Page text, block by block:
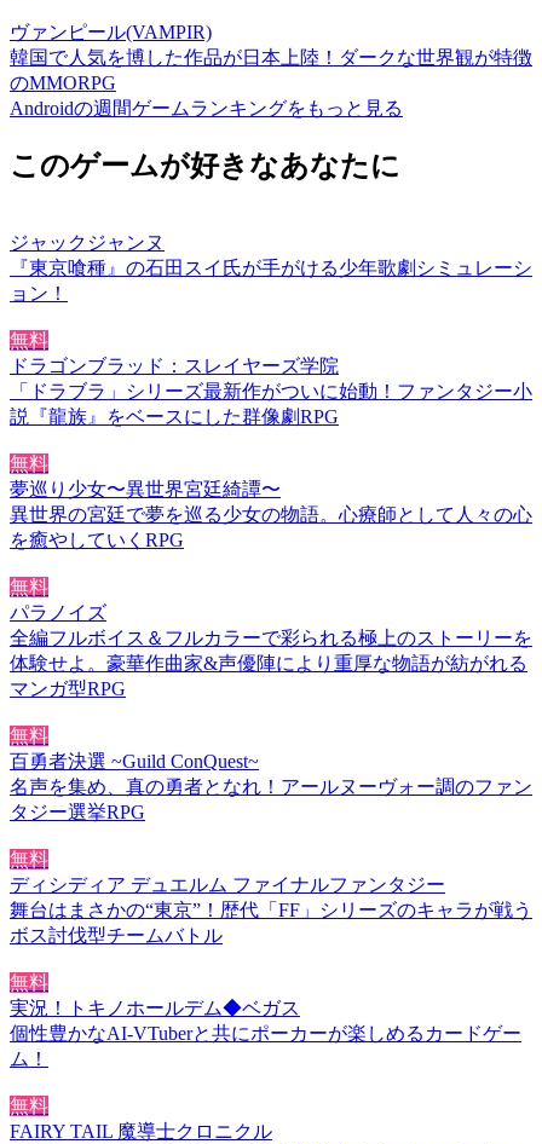
ヴァンピール(VAMPIR)
韓国で人気を博した作品が日本上陸！ダークな世界観が特徴
のMMORPG
Androidの週間ゲームランキングをもっと見る
このゲームが好きなあなたに
ジャックジャンヌ
『東京喰種』の石田スイ氏が手がける少年歌劇シミュレーシ
ョン！
無料
ドラゴンブラッド：スレイヤーズ学院
「ドラブラ」シリーズ最新作がついに始動！ファンタジー小
説『龍族』をベースにした群像劇RPG
無料
夢巡り少女〜異世界宮廷綺譚〜
異世界の宮廷で夢を巡る少女の物語。心療師として人々の心
を癒やしていくRPG
無料
パラノイズ
全編フルボイス＆フルカラーで彩られる極上のストーリーを
体験せよ。豪華作曲家&声優陣により重厚な物語が紡がれる
マンガ型RPG
無料
百勇者決選 ~Guild ConQuest~
名声を集め、真の勇者となれ！アールヌーヴォー調のファン
タジー選挙RPG
無料
ディシディア デュエルム ファイナルファンタジー
舞台はまさかの“東京”！歴代「FF」シリーズのキャラが戦う
ボス討伐型チームバトル
無料
実況！トキノホールデム◆ベガス
個性豊かなAI-VTuberと共にポーカーが楽しめるカードゲー
ム！
無料
FAIRY TAIL 魔導士クロニクル